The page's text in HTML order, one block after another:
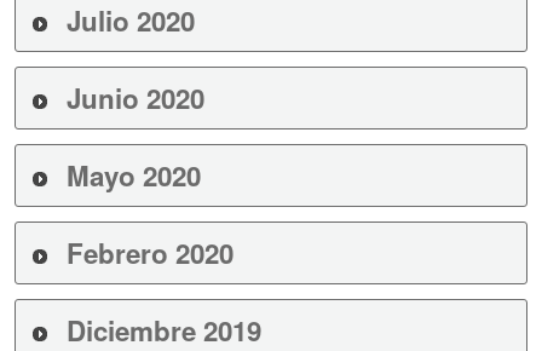
Julio 2020
Junio 2020
Mayo 2020
Febrero 2020
Diciembre 2019